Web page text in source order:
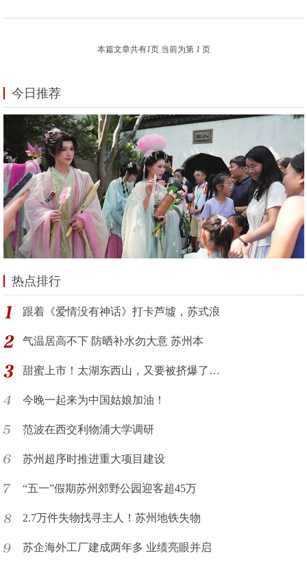
本篇文章共有1页 当前为第 1 页
今日推荐
热点排行
跟着《爱情没有神话》打卡芦墟，苏式浪
气温居高不下 防晒补水勿大意 苏州本
甜蜜上市！太湖东西山，又要被挤爆了…
今晚一起来为中国姑娘加油！
范波在西交利物浦大学调研
苏州超序时推进重大项目建设
“五一”假期苏州郊野公园迎客超45万
2.7万件失物找寻主人！苏州地铁失物
苏企海外工厂建成两年多 业绩亮眼并启